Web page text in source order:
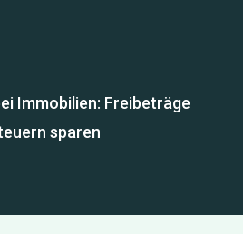
Immobilien: Freibeträge
sparen